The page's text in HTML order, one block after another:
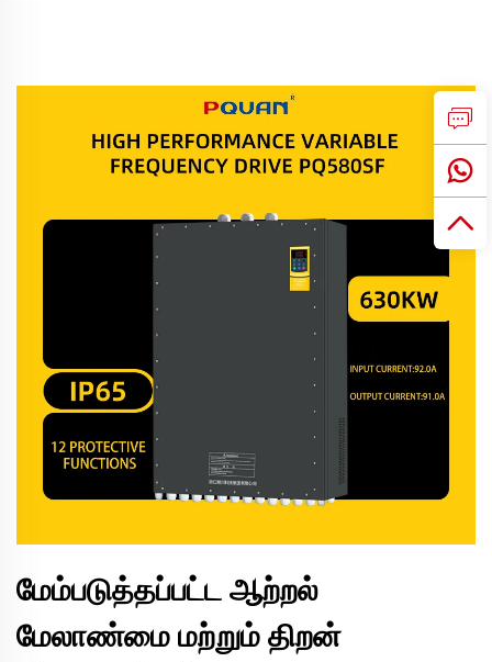
மேம்படுத்தப்பட்ட ஆற்றல்
மேலாண்மை மற்றும் திறன்